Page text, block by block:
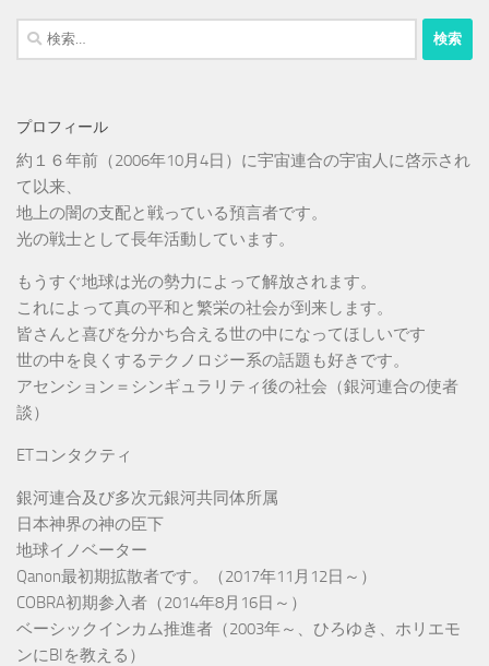
検
索:
プロフィール
約１６年前（2006年10月4日）に宇宙連合の宇宙人に啓示され
て以来、
地上の闇の支配と戦っている預言者です。
光の戦士として長年活動しています。
もうすぐ地球は光の勢力によって解放されます。
これによって真の平和と繁栄の社会が到来します。
皆さんと喜びを分かち合える世の中になってほしいです
世の中を良くするテクノロジー系の話題も好きです。
アセンション＝シンギュラリティ後の社会（銀河連合の使者
談）
ETコンタクティ
銀河連合及び多次元銀河共同体所属
日本神界の神の臣下
地球イノベーター
Qanon最初期拡散者です。（2017年11月12日～）
COBRA初期参入者（2014年8月16日～）
ベーシックインカム推進者（2003年～、ひろゆき、ホリエモ
ンにBIを教える）